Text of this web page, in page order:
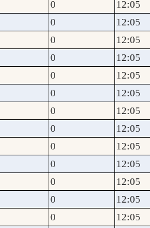
0 12:05
0 12:05
0 12:05
0 12:05
0 12:05
0 12:05
0 12:05
0 12:05
0 12:05
0 12:05
0 12:05
0 12:05
0 12:05